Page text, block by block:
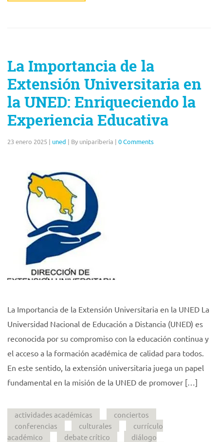
La Importancia de la
Extensión Universitaria en
la UNED: Enriqueciendo la
Experiencia Educativa
23 enero 2025 | uned | By unipariberia | 0 Comments
La Importancia de la Extensión Universitaria en la UNED La
Universidad Nacional de Educación a Distancia (UNED) es
reconocida por su compromiso con la educación continua y
el acceso a la formación académica de calidad para todos.
En este sentido, la extensión universitaria juega un papel
fundamental en la misión de la UNED de promover […]
actividades académicas
conciertos
conferencias
culturales
currículo
académico
debate crítico
diálogo